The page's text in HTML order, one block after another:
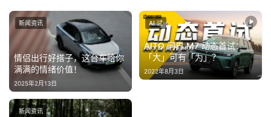
关
于
我
们
情侣出行好搭子，这台车给你
满满的情绪价值！
2025年2月13日
新闻资讯
AITO 问界 M7 动态首试：
「大」可有「为」？
2022年8月3日
AI 试
新闻资讯